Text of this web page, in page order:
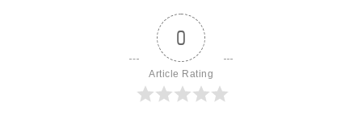
0
Article Rating